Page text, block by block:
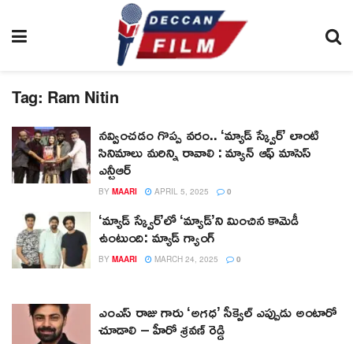
Tag: Ram Nitin
నవ్వించడం గొప్ప వరం.. ‘మ్యాడ్ స్క్వేర్’ లాంటి
సినిమాలు మరిన్ని రావాలి : మ్యాన్ ఆఫ్ మాసెస్
ఎన్టీఆర్
BY MAARI APRIL 5, 2025 0
‘మ్యాడ్ స్క్వేర్’లో ‘మ్యాడ్’ని మించిన కామెడీ
ఉంటుంది: మ్యాడ్ గ్యాంగ్
BY MAARI MARCH 24, 2025 0
ఎంఎస్ రాజు గారు ‘అగధ’ సీక్వెల్ ఎప్పుడు అంటారో
చూడాలి – హీరో శ్రవణ్ రెడ్డి